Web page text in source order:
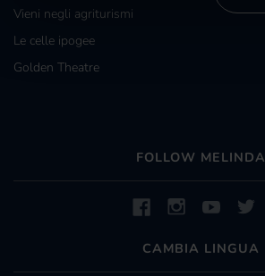
Vieni negli agriturismi
Le celle ipogee
Golden Theatre
FOLLOW MELINDA
CAMBIA LINGUA